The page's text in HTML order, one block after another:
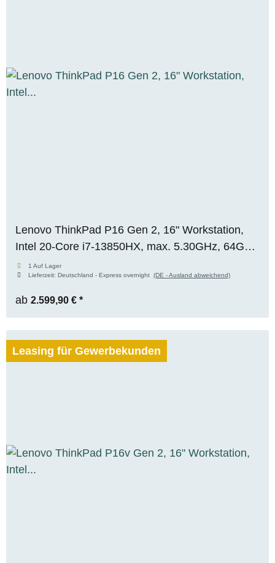
Lenovo ThinkPad P16 Gen 2, 16" Workstation,
Intel 20-Core i7-13850HX, max. 5.30GHz, 64GB
RAM, 1TB M.2 SSD, Nvidia RTX 2000 ADA
(8GB), WUXGA, WIN 11 Pro
1 Auf Lager
Lieferzeit: Deutschland - Express overnight (DE - Ausland abweichend)
ab 2.599,90 € *
Leasing für Gewerbekunden